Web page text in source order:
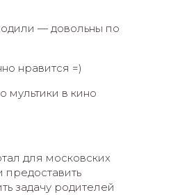
— довольны по
нравится =)
мультики в кино
для московских
предоставить
задачу родителей